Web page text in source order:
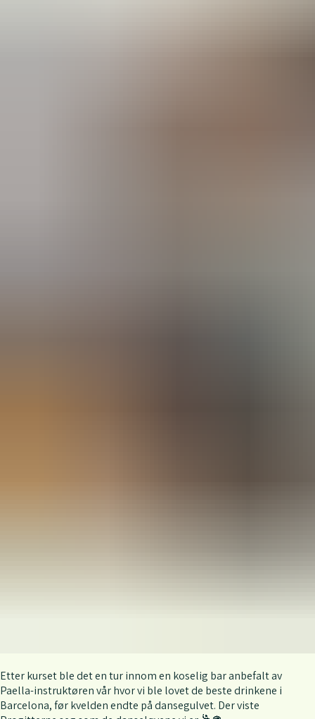
Etter kurset ble det en tur innom en koselig bar anbefalt av
Paella-instruktøren vår hvor vi ble lovet de beste drinkene i
Barcelona, før kvelden endte på dansegulvet. Der viste